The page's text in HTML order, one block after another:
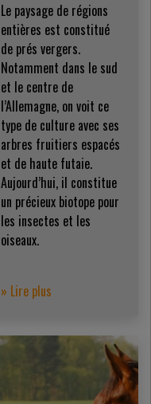
Le paysage de régions
entières est constitué
de prés vergers.
Notamment dans le sud
et le centre de
l’Allemagne, on voit ce
type de culture avec ses
arbres fruitiers espacés
et de haute futaie.
Aujourd’hui, il constitue
un précieux biotope pour
les insectes et les
oiseaux.
» Lire plus